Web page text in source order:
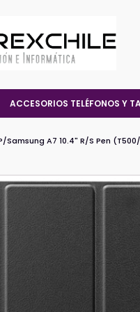
ACCESORIOS TELÉFONOS Y
Samsung A7 10.4" R/S Pen